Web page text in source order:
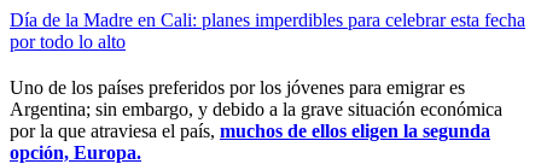
Día de la Madre en Cali: planes imperdibles para celebrar esta fecha
por todo lo alto
Uno de los países preferidos por los jóvenes para emigrar es
Argentina; sin embargo, y debido a la grave situación económica
por la que atraviesa el país, muchos de ellos eligen la segunda
opción, Europa.